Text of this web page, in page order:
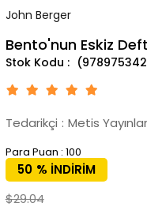
John Berger
Bento'nun Eskiz
Tedarikçi : Metis
Para Puan : 100
%
50
İNDIRIM
$29.04